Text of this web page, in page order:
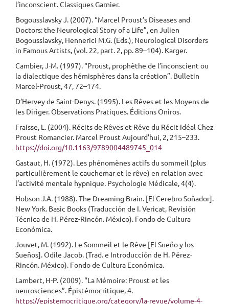
l’inconscient. Classiques Garnier.
Bogousslavsky J. (2007). “Marcel Proust’s Diseases and
Doctors: the Neurological Story of a Life”, en Julien
Bogousslavsky, Hennerici M.G. (Eds.), Neurological Disorders
in Famous Artists, (vol. 22, part. 2, pp. 89–104). Karger.
Cambier, J-M. (1997). “Proust, prophèthe de l’inconscient ou
la dialectique des hémisphères dans la création”. Bulletin
Marcel-Proust, 47, 72–174.
D’Hervey de Saint-Denys. (1995). Les Rêves et les Moyens de
les Diriger. Observations Pratiques. Éditions Oniros.
Fraisse, L. (2004). Récits de Rêves et Rêve du Récit Idéal Chez
Proust Romancier. Marcel Proust Aujourd’hui, 2, 215–233.
https://doi.org/10.1163/9789004489745_014
Gastaut, H. (1972). Les phénomènes actifs du sommeil (plus
particulièrement le cauchemar et le rêve) en relation avec
l’activité mentale hypnique. Psychologie Médicale, 4(4).
Hobson J.A. (1988). The Dreaming Brain. [El Cerebro Soñador].
New York. Basic Books (Traducción de I. Vericat, Revisión
Técnica de H. Pérez-Rincón. México). Fondo de Cultura
Económica.
Jouvet, M. (1992). Le Sommeil et le Rêve [El Sueño y los
Sueños]. Odile Jacob. (Trad. e Introducción de H. Pérez-
Rincón. México). Fondo de Cultura Económica.
Lambert, H-P. (2009). “La Mémoire: Proust et les
neurosciences”. Épistémocritique, 4.
https://epistemocritique.org/category/la-revue/volume-4-